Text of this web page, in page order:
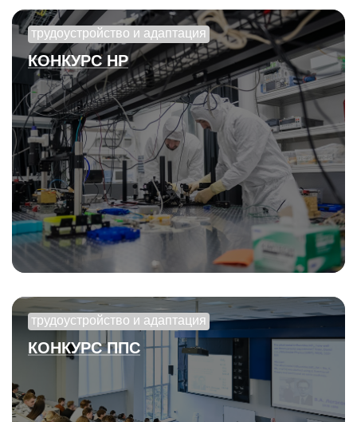
трудоустройство и адаптация
КОНКУРС НР
трудоустройство и адаптация
КОНКУРС ППС